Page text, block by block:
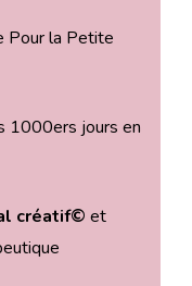
Pour la Petite
1000ers jours en
créatif© et